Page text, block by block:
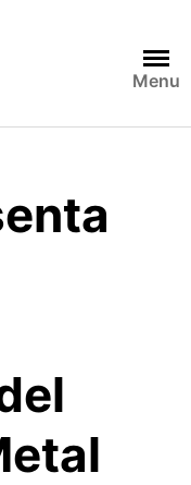
Menu